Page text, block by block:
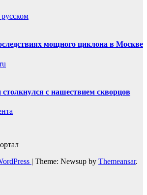
мощного циклона в Москве
с нашествием скворцов
| Theme: Newsup by Themeansar.